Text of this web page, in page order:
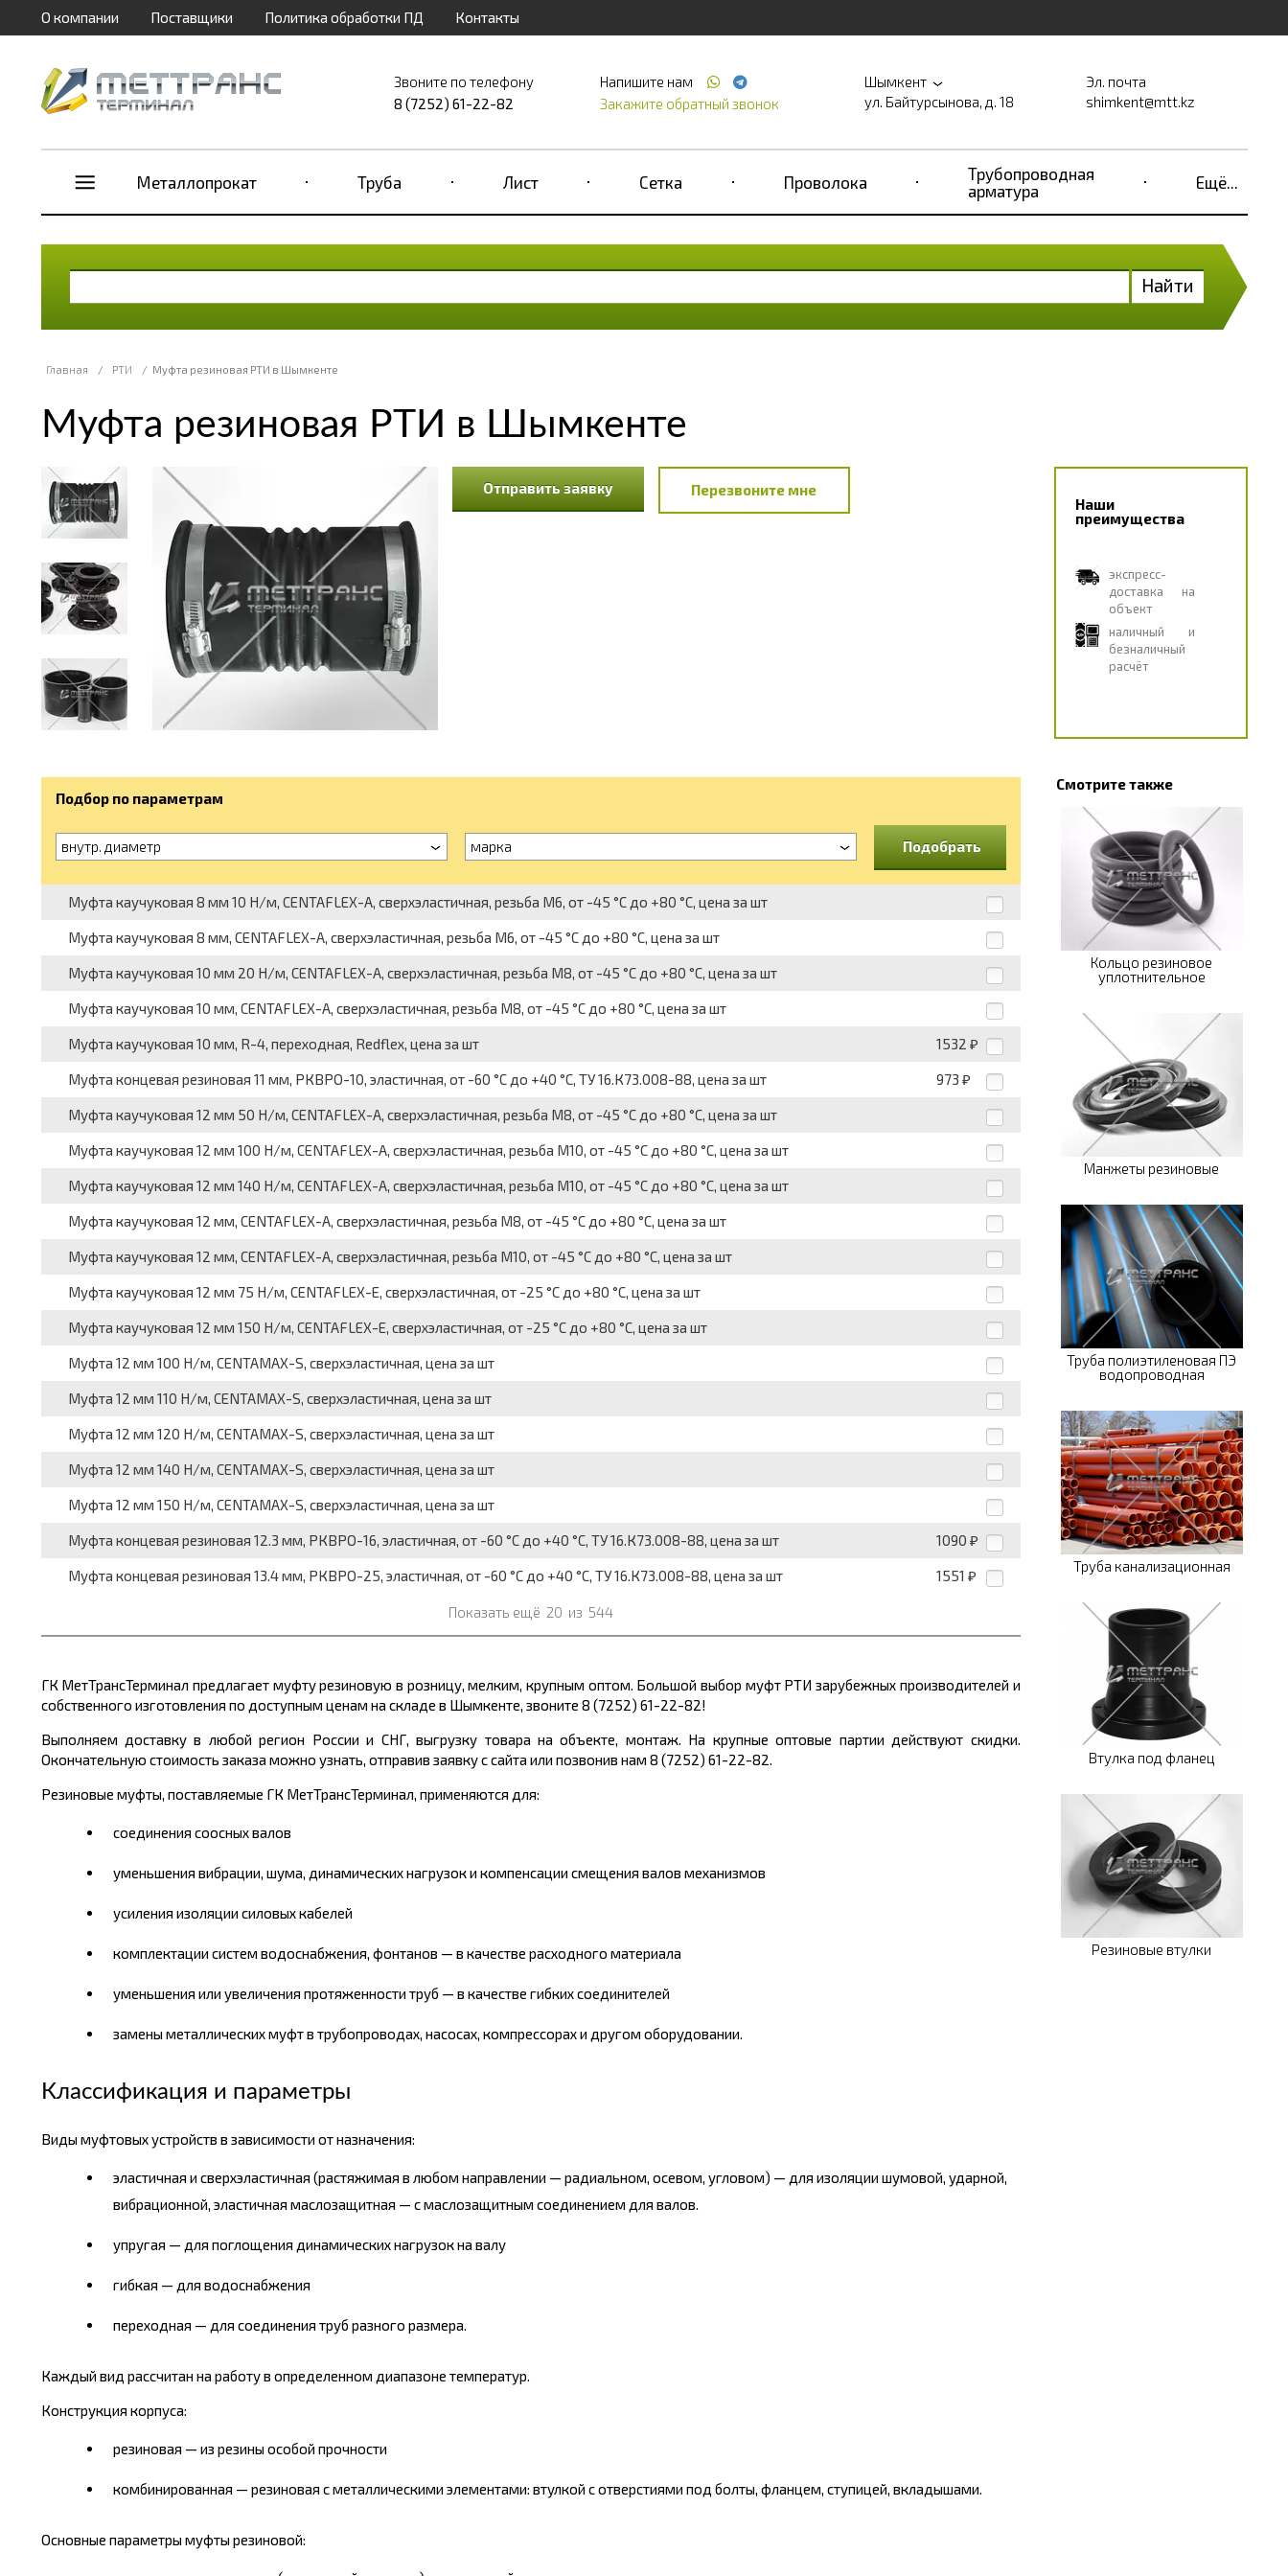
О компании Поставщики Политика обработки ПД Контакты
Звоните по телефону
8 (7252) 61-22-82
Напишите нам
Закажите обратный звонок
Шымкент
ул. Байтурсынова, д. 18
Эл. почта
shimkent@mtt.kz
Металлопрокат Труба Лист Сетка Проволока
Трубопроводная
арматура
Ещё...
Найти
Главная / РТИ / Муфта резиновая РТИ в Шымкенте
Муфта резиновая РТИ в Шымкенте
Отправить заявку
Перезвоните мне
Наши
преимущества
экспресс-
доставка на
объект
наличный и
безналичный
расчёт
Подбор по параметрам
внутр. диаметр марка Подобрать
Муфта каучуковая 8 мм 10 Н/м, CENTAFLEX-A, сверхэластичная, резьба M6, от -45 °С до +80 °C, цена за шт
Муфта каучуковая 8 мм, CENTAFLEX-A, сверхэластичная, резьба M6, от -45 °С до +80 °C, цена за шт
Муфта каучуковая 10 мм 20 Н/м, CENTAFLEX-A, сверхэластичная, резьба M8, от -45 °С до +80 °C, цена за шт
Муфта каучуковая 10 мм, CENTAFLEX-A, сверхэластичная, резьба M8, от -45 °С до +80 °C, цена за шт
Муфта каучуковая 10 мм, R-4, переходная, Redflex, цена за шт 1532 ₽
Муфта концевая резиновая 11 мм, РКВРО-10, эластичная, от -60 °C до +40 °C, ТУ 16.К73.008-88, цена за шт 973 ₽
Муфта каучуковая 12 мм 50 Н/м, CENTAFLEX-A, сверхэластичная, резьба M8, от -45 °С до +80 °C, цена за шт
Муфта каучуковая 12 мм 100 Н/м, CENTAFLEX-A, сверхэластичная, резьба M10, от -45 °С до +80 °C, цена за шт
Муфта каучуковая 12 мм 140 Н/м, CENTAFLEX-A, сверхэластичная, резьба M10, от -45 °С до +80 °C, цена за шт
Муфта каучуковая 12 мм, CENTAFLEX-A, сверхэластичная, резьба M8, от -45 °С до +80 °C, цена за шт
Муфта каучуковая 12 мм, CENTAFLEX-A, сверхэластичная, резьба M10, от -45 °С до +80 °C, цена за шт
Муфта каучуковая 12 мм 75 Н/м, CENTAFLEX-E, сверхэластичная, от -25 °С до +80 °С, цена за шт
Муфта каучуковая 12 мм 150 Н/м, CENTAFLEX-E, сверхэластичная, от -25 °С до +80 °С, цена за шт
Муфта 12 мм 100 Н/м, CENTAMAX-S, сверхэластичная, цена за шт
Муфта 12 мм 110 Н/м, CENTAMAX-S, сверхэластичная, цена за шт
Муфта 12 мм 120 Н/м, CENTAMAX-S, сверхэластичная, цена за шт
Муфта 12 мм 140 Н/м, CENTAMAX-S, сверхэластичная, цена за шт
Муфта 12 мм 150 Н/м, CENTAMAX-S, сверхэластичная, цена за шт
Муфта концевая резиновая 12.3 мм, РКВРО-16, эластичная, от -60 °C до +40 °C, ТУ 16.К73.008-88, цена за шт 1090 ₽
Муфта концевая резиновая 13.4 мм, РКВРО-25, эластичная, от -60 °C до +40 °C, ТУ 16.К73.008-88, цена за шт 1551 ₽
Показать ещё 20 из 544
ГК МетТрансТерминал предлагает муфту резиновую в розницу, мелким, крупным оптом. Большой выбор муфт РТИ зарубежных производителей и
собственного изготовления по доступным ценам на складе в Шымкенте, звоните 8 (7252) 61-22-82!
Выполняем доставку в любой регион России и СНГ, выгрузку товара на объекте, монтаж. На крупные оптовые партии действуют скидки.
Окончательную стоимость заказа можно узнать, отправив заявку с сайта или позвонив нам 8 (7252) 61-22-82.
Резиновые муфты, поставляемые ГК МетТрансТерминал, применяются для:
соединения соосных валов
уменьшения вибрации, шума, динамических нагрузок и компенсации смещения валов механизмов
усиления изоляции силовых кабелей
комплектации систем водоснабжения, фонтанов — в качестве расходного материала
уменьшения или увеличения протяженности труб — в качестве гибких соединителей
замены металлических муфт в трубопроводах, насосах, компрессорах и другом оборудовании.
Классификация и параметры
Виды муфтовых устройств в зависимости от назначения:
эластичная и сверхэластичная (растяжимая в любом направлении — радиальном, осевом, угловом) — для изоляции шумовой, ударной,
вибрационной, эластичная маслозащитная — с маслозащитным соединением для валов.
упругая — для поглощения динамических нагрузок на валу
гибкая — для водоснабжения
переходная — для соединения труб разного размера.
Каждый вид рассчитан на работу в определенном диапазоне температур.
Конструкция корпуса:
резиновая — из резины особой прочности
комбинированная — резиновая с металлическими элементами: втулкой с отверстиями под болты, фланцем, ступицей, вкладышами.
Основные параметры муфты резиновой:
Смотрите также
Кольцо резиновое
уплотнительное
Манжеты резиновые
Труба полиэтиленовая ПЭ
водопроводная
Труба канализационная
Втулка под фланец
Резиновые втулки